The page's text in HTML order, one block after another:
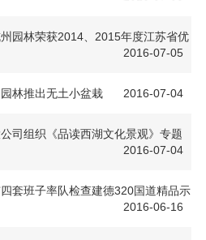
州园林荣获2014、2015年度江苏省优
2016-07-05
林推出无土小盆栽 2016-07-04
公司组织《品读西湖文化景观》专题
2016-07-04
四套班子率队检查建德320国道精品示
2016-06-16